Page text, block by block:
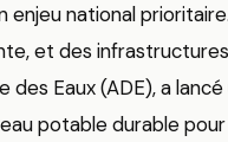
national
et des
des Eaux (ADE), a
potable durable pour